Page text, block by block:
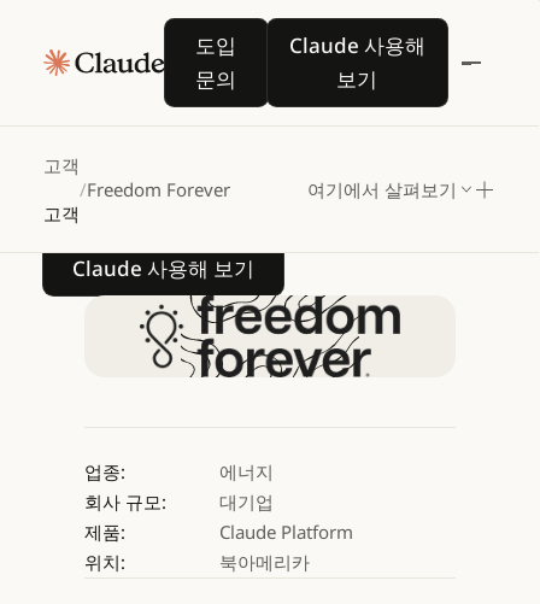
도입
문의
도입 문의
Claude 사용해
보기
Claude 사용해 보기
고객
고객
/Freedom Forever 여기에서 살펴보기
FreedomForever,
Claude로
인허가
워크플로우자동화
실현
Claude 사용해 보기
Claude 사용해 보기
업종:
에너지
회사 규모:
대기업
제품:
Claude Platform
위치:
북아메리카